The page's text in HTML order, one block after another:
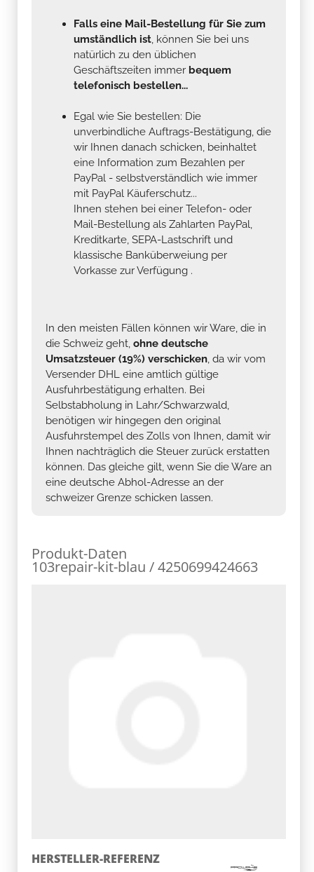
Falls eine Mail-Bestellung für Sie zum
umständlich ist, können Sie bei uns
natürlich zu den üblichen
Geschäftszeiten immer bequem
telefonisch bestellen...
Egal wie Sie bestellen: Die
unverbindliche Auftrags-Bestätigung, die
wir Ihnen danach schicken, beinhaltet
eine Information zum Bezahlen per
PayPal - selbstverständlich wie immer
mit PayPal Käuferschutz...
Ihnen stehen bei einer Telefon- oder
Mail-Bestellung als Zahlarten PayPal,
Kreditkarte, SEPA-Lastschrift und
klassische Banküberweiung per
Vorkasse zur Verfügung .
In den meisten Fällen können wir Ware, die in
die Schweiz geht, ohne deutsche
Umsatzsteuer (19%) verschicken, da wir vom
Versender DHL eine amtlich gültige
Ausfuhrbestätigung erhalten. Bei
Selbstabholung in Lahr/Schwarzwald,
benötigen wir hingegen den original
Ausfuhrstempel des Zolls von Ihnen, damit wir
Ihnen nachträglich die Steuer zurück erstatten
können. Das gleiche gilt, wenn Sie die Ware an
eine deutsche Abhol-Adresse an der
schweizer Grenze schicken lassen.
Produkt-Daten
103repair-kit-blau / 4250699424663
HERSTELLER-REFERENZ